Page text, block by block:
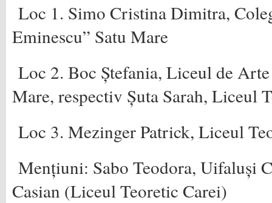
Loc 1. Simo Cristina Dimitra,
Eminescu” Satu Mare
Loc 2. Boc Ștefania, Liceul de
Mare, respectiv Șuta Sarah, Liceul
Loc 3. Mezinger Patrick, Liceul
Mențiuni: Sabo Teodora, Uifaluși
Casian (Liceul Teoretic Carei)